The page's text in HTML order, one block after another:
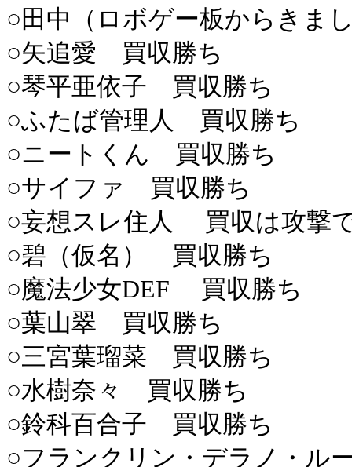
○田中（ロボゲー板からきま
○矢追愛 買収勝ち
○琴平亜依子 買収勝ち
○ふたば管理人 買収勝ち
○ニートくん 買収勝ち
○サイファ 買収勝ち
○妄想スレ住人 買収は攻撃
○碧（仮名） 買収勝ち
○魔法少女DEF 買収勝ち
○葉山翠 買収勝ち
○三宮葉瑠菜 買収勝ち
○水樹奈々 買収勝ち
○鈴科百合子 買収勝ち
○フランクリン・デラノ・ル